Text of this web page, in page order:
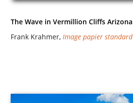
The Wave in Vermillion Cliffs Arizona
Frank Krahmer, Image papier standard